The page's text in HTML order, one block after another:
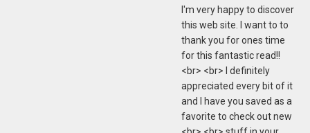
I'm very happy to discover
this web site. I want to to
thank you for ones time
for this fantastic read!!
<br> <br> I definitely
appreciated every bit of it
and I have you saved as a
favorite to check out new